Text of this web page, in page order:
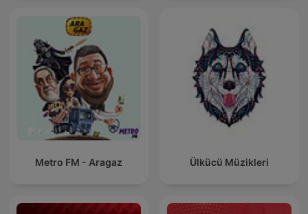
Metro FM - Aragaz Ülkücü Müzikleri